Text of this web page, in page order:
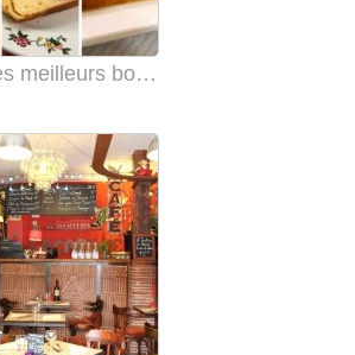
Top 5 des meilleurs bouchons de Lyon en 2021